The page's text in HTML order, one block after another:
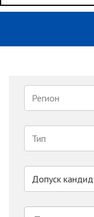
Регион
Тип
Допуск